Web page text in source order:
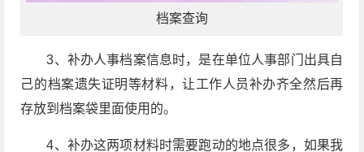
档案查询
3、补办人事档案信息时，是在单位人事部门出具自
己的档案遗失证明等材料，让工作人员补办齐全然后再
存放到档案袋里面使用的。
4、补办这两项材料时需要跑动的地点很多，如果我